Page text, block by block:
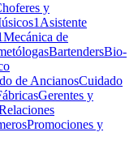
y
1Asistente
Mecánica de
BartendersBio-
de AncianosCuidado
Gerentes y
Promociones y